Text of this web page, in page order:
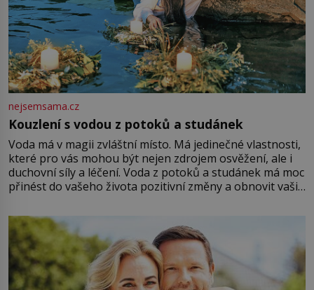
nejsemsama.cz
Kouzlení s vodou z potoků a studánek
Voda má v magii zvláštní místo. Má jedinečné vlastnosti,
které pro vás mohou být nejen zdrojem osvěžení, ale i
duchovní síly a léčení. Voda z potoků a studánek má moc
přinést do vašeho života pozitivní změny a obnovit vaši
můžete obohatit své rituály a přinést do svého života
větší harmonii a klid. Je důležité